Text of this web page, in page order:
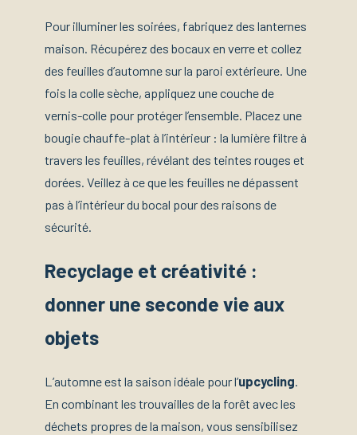
Pour illuminer les soirées, fabriquez des lanternes
maison. Récupérez des bocaux en verre et collez
des feuilles d’automne sur la paroi extérieure. Une
fois la colle sèche, appliquez une couche de
vernis-colle pour protéger l’ensemble. Placez une
bougie chauffe-plat à l’intérieur : la lumière filtre à
travers les feuilles, révélant des teintes rouges et
dorées. Veillez à ce que les feuilles ne dépassent
pas à l’intérieur du bocal pour des raisons de
sécurité.
Recyclage et créativité :
donner une seconde vie aux
objets
L’automne est la saison idéale pour l’upcycling.
En combinant les trouvailles de la forêt avec les
déchets propres de la maison, vous sensibilisez